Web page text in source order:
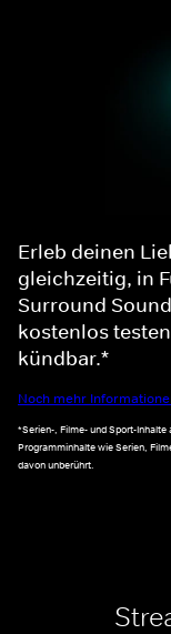
Erleb deinen
gleichzeitig, in
Surround
kostenlos
kündbar.*
Noch mehr
*Serien-, Filme- und Sport-
Programminhalte wie Serien,
davon unberührt.